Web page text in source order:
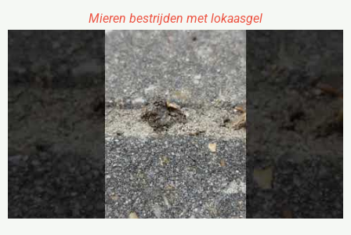
Mieren bestrijden met lokaasgel